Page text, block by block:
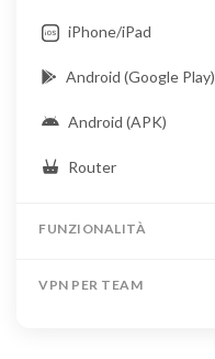
iPhone/iPad
Android (Google Play)
Android (APK)
Router
FUNZIONALITÀ
VPN PER TEAM